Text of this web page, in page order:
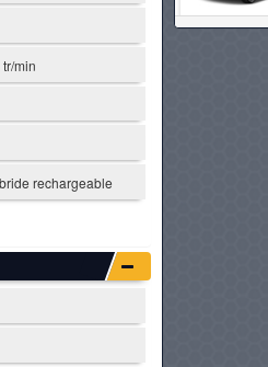
min
rechargeable